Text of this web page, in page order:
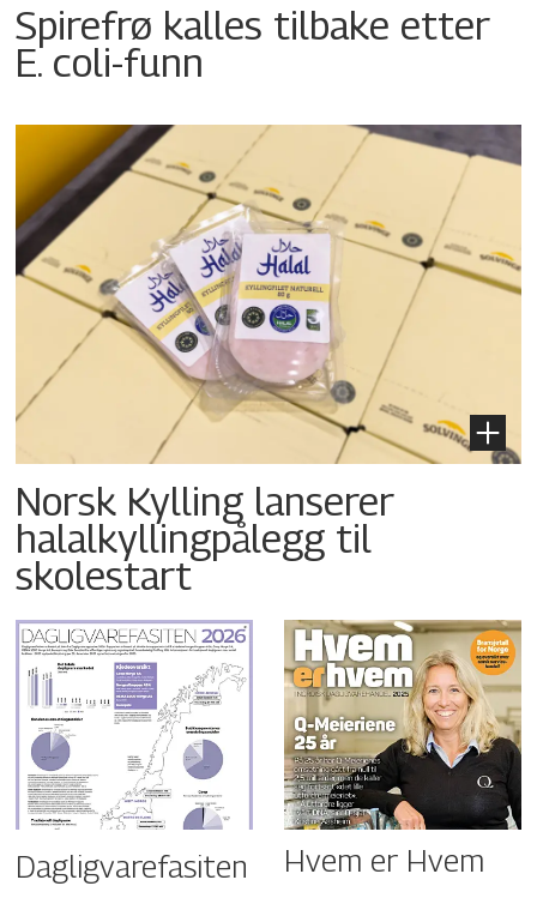
Spirefrø kalles tilbake etter
E. coli-funn
Norsk Kylling lanserer
halalkyllingpålegg til
skolestart
Dagligvarefasiten Hvem er Hvem